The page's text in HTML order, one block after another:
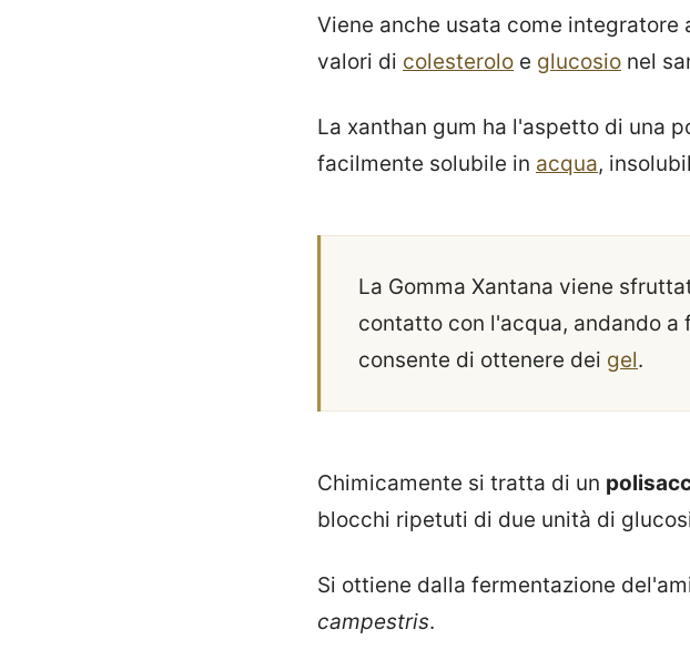
Viene anche usata come
valori di colesterolo e glucosio nel
La xanthan gum ha l'aspetto di una
facilmente solubile in acqua,
La Gomma Xantana viene
contatto con l'acqua, andando
consente di ottenere dei gel.
Chimicamente si tratta di un
blocchi ripetuti di due unità di
Si ottiene dalla fermentazione
campestris.